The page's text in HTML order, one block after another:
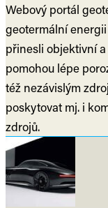
Webový portál
geotermální energii
přinesli objektivní
pomohou lépe
též nezávislým
poskytovat mj. i
zdrojů.